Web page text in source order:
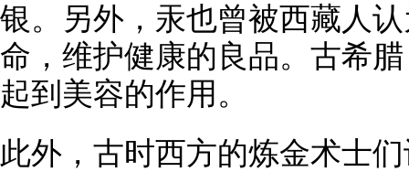
银。另外，汞也曾被西藏人
命，维护健康的良品。古希
起到美容的作用。
此外，古时西方的炼金术士